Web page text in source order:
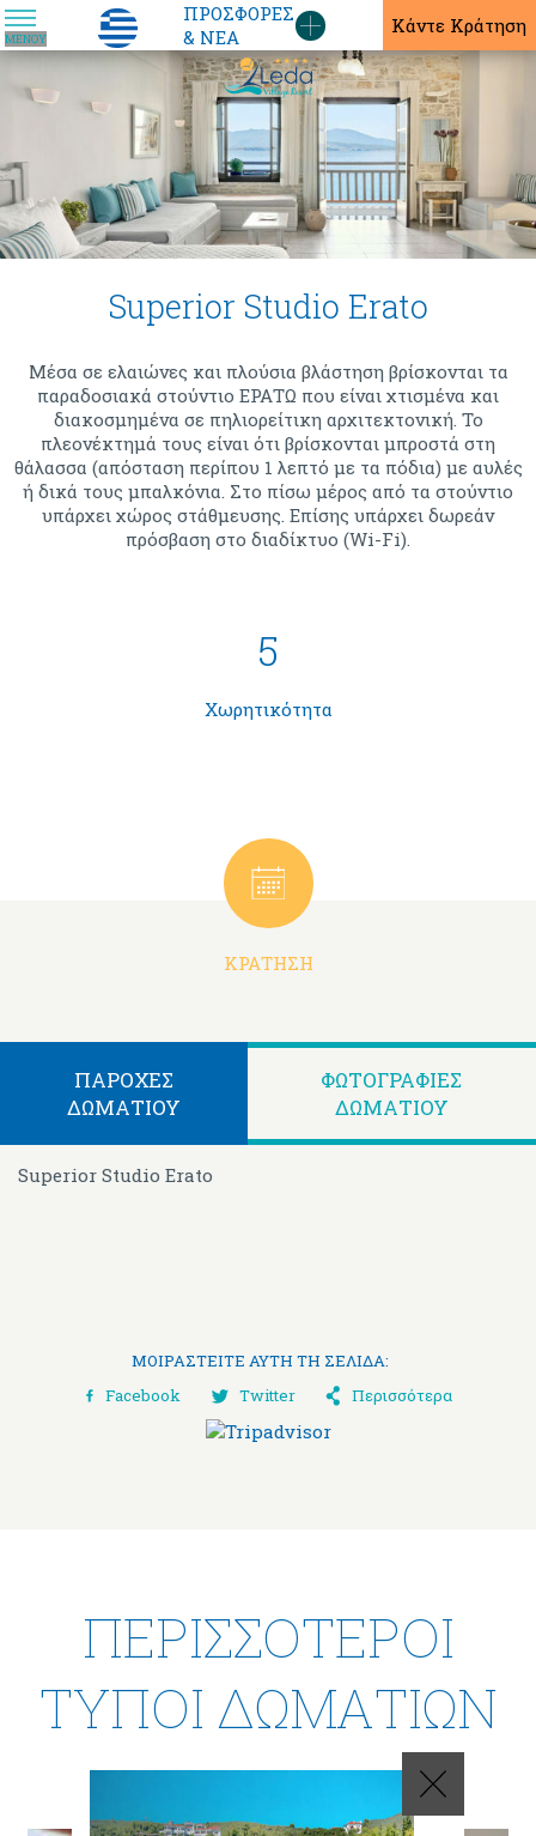
ΜΕΝΟΎ
ΕΛ
ΠΡΟΣΦΟΡΈΣ
& ΝΈΑ
Κάντε Κράτηση
Superior Studio Erato
Μέσα σε ελαιώνες και πλούσια βλάστηση βρίσκονται τα
παραδοσιακά στούντιο ΕΡΑΤΩ που είναι χτισμένα και
διακοσμημένα σε πηλιορείτικη αρχιτεκτονική. Το
πλεονέκτημά τους είναι ότι βρίσκονται μπροστά στη
θάλασσα (απόσταση περίπου 1 λεπτό με τα πόδια) με αυλές
ή δικά τους μπαλκόνια. Στο πίσω μέρος από τα στούντιο
υπάρχει χώρος στάθμευσης. Επίσης υπάρχει δωρεάν
πρόσβαση στο διαδίκτυο (Wi-Fi).
5
Χωρητικότητα
ΚΡΆΤΗΣΗ
ΠΑΡΟΧΈΣ
ΔΩΜΑΤΊΟΥ
ΦΩΤΟΓΡΑΦΊΕΣ
ΔΩΜΑΤΊΟΥ
Superior Studio Erato
ΜΟΙΡΑΣΤΕΊΤΕ ΑΥΤΉ ΤΗ ΣΕΛΊΔΑ:
Facebook
Twitter Περισσότερα
ΠΕΡΙΣΣΌΤΕΡΟΙ
ΤΎΠΟΙ ΔΩΜΑΤΊΩΝ